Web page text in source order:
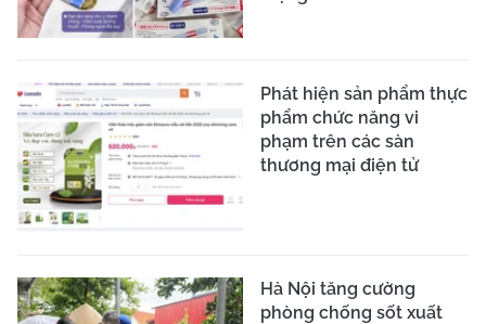
Phát hiện sản phẩm thực
phẩm chức năng vi
phạm trên các sàn
thương mại điện tử
Hà Nội tăng cường
phòng chống sốt xuất